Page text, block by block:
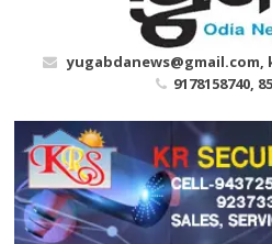
yugabdanews@gmail.com,
9178158740,